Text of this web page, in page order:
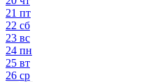
21 пт
22 сб
23 вс
24 пн
25 вт
26 ср